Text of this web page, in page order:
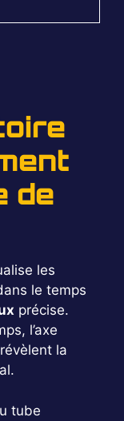
de
les
le temps
précise.
l’axe
la
tube